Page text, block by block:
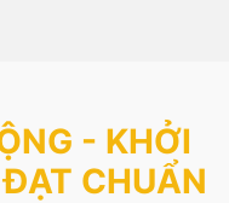
- KHỞI
CHUẨN